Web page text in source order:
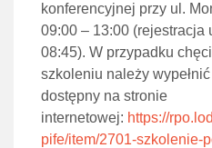
konferencyjnej przy ul.
09:00 – 13:00 (rejestracja
08:45). W przypadku
szkoleniu należy
dostępny na stronie
internetowej: https://
pife/item/2701-szkolenie-